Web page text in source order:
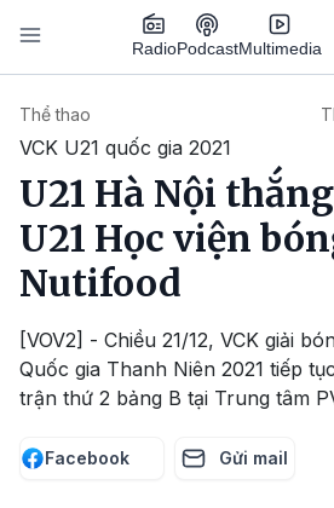
Nhảy đến nội dung
RadioPodcastMultimedia
Thể thao
VCK U21 quốc gia 2021
U21 Hà Nội
U21 Học viện
Nutifood
[VOV2] - Chiều 21/12, VCK giải
Quốc gia Thanh Niên 2021 tiếp
trận thứ 2 bảng B tại Trung tâm
Facebook Gửi mail